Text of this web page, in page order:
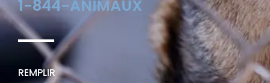
1-844-ANIMAUX
REMPLIR